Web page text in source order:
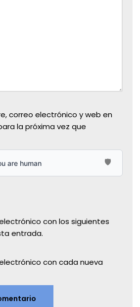
correo electrónico y web en
la próxima vez que
con los siguientes
entrada.
con cada nueva